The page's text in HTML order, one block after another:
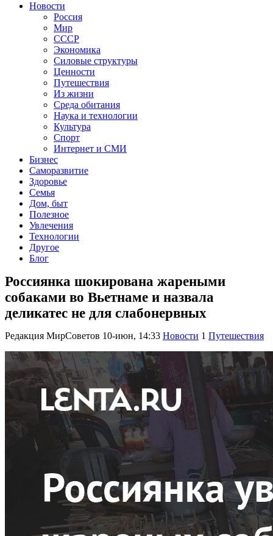
Новости
Россия
Мир
СССР
Экономика
Силовые структуры
Ценности
Путешествия
Из жизни
Среда обитания
Наука и технологии
Культура
Спорт
Интернет и СМИ
Бизнес
Саморазвитие
Здоровье
Семья
Дом, быт
Полезное
Увлечения
Технологии
Другое
Блог
Россиянка шокирована жареными
собаками во Вьетнаме и назвала
деликатес не для слабонервных
Редакция МирСоветов 10-июн, 14:33 Новости 1 Путешествия